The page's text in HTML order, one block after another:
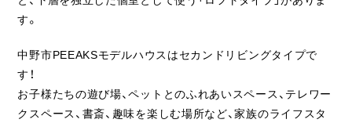
す。
中野市PEEAKSモデルハウスはセカンドリビングタイプで
す！
お子様たちの遊び場、ペットとのふれあいスペース、テレワー
クスペース、書斎、趣味を楽しむ場所など、家族のライフスタ